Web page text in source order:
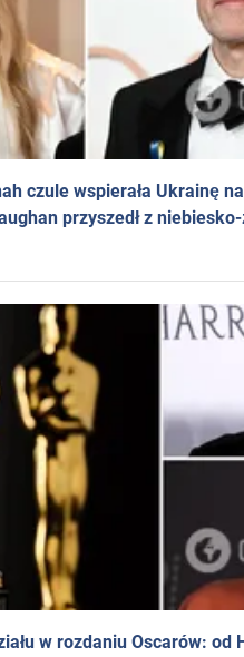
czule wspierała Ukrainę
przyszedł z
w rozdaniu Oscarów: od